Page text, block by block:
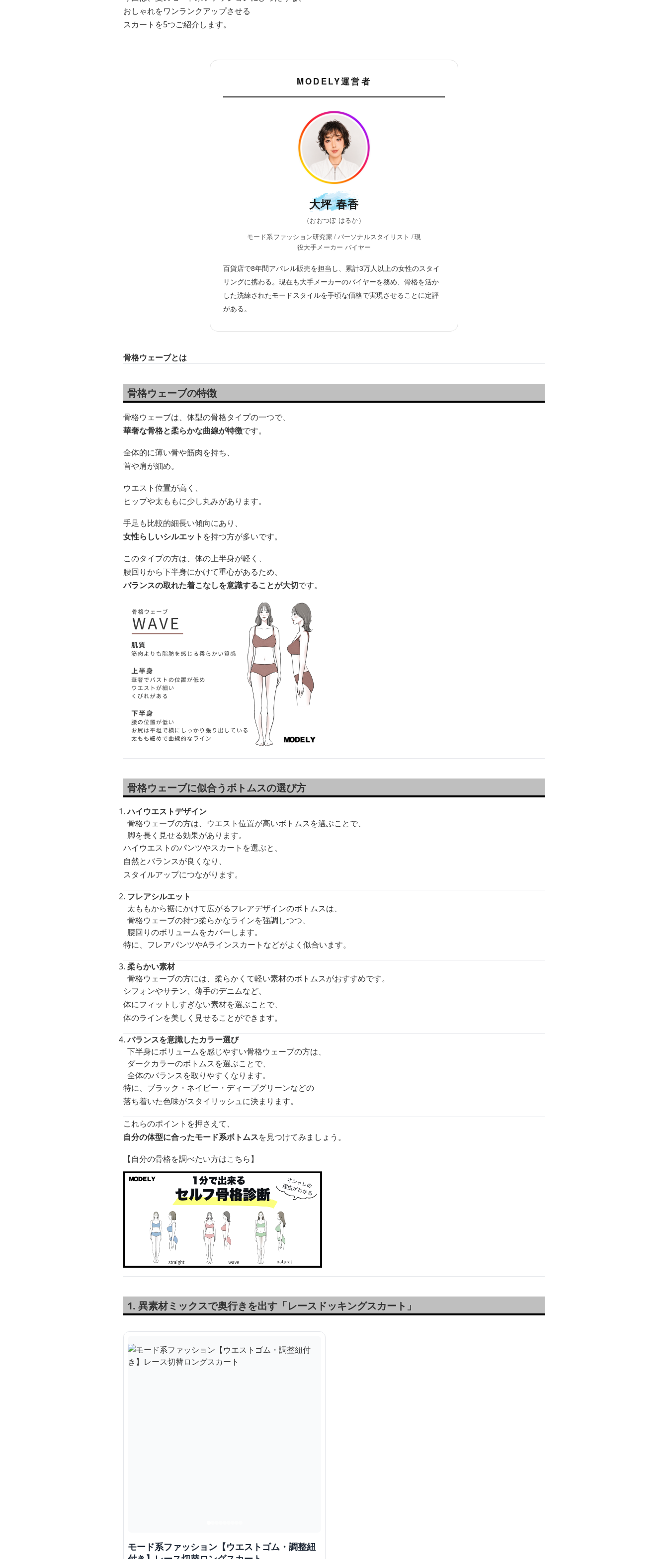
おしゃれをワンランクアップさせる
スカートを5つご紹介します。
MODELY運営者
大坪 春香
（おおつぼ はるか）
モード系ファッション研究家 / パーソナルスタイリスト / 現
役大手メーカー バイヤー
百貨店で8年間アパレル販売を担当し、累計3万人以上の女性のスタイ
リングに携わる。現在も大手メーカーのバイヤーを務め、骨格を活か
した洗練されたモードスタイルを手頃な価格で実現させることに定評
がある。
骨格ウェーブとは
骨格ウェーブの特徴
骨格ウェーブは、体型の骨格タイプの一つで、
華奢な骨格と柔らかな曲線が特徴です。
全体的に薄い骨や筋肉を持ち、
首や肩が細め。
ウエスト位置が高く、
ヒップや太ももに少し丸みがあります。
手足も比較的細長い傾向にあり、
女性らしいシルエット を持つ方が多いです。
このタイプの方は、体の上半身が軽く、
腰回りから下半身にかけて重心があるため、
バランスの取れた着こなしを意識することが大切です。
骨格ウェーブに似合うボトムスの選び方
ハイウエストデザイン
骨格ウェーブの方は、ウエスト位置が高いボトムスを選ぶことで、
脚を長く見せる効果があります。
ハイウエストのパンツやスカートを選ぶと、
自然とバランスが良くなり、
スタイルアップにつながります。
フレアシルエット
太ももから裾にかけて広がるフレアデザインのボトムスは、
骨格ウェーブの持つ柔らかなラインを強調しつつ、
腰回りのボリュームをカバーします。
特に、フレアパンツやAラインスカートなどがよく似合います。
柔らかい素材
骨格ウェーブの方には、柔らかくて軽い素材のボトムスがおすすめです。
シフォンやサテン、薄手のデニムなど、
体にフィットしすぎない素材を選ぶことで、
体のラインを美しく見せることができます。
バランスを意識したカラー選び
下半身にボリュームを感じやすい骨格ウェーブの方は、
ダークカラーのボトムスを選ぶことで、
全体のバランスを取りやすくなります。
特に、ブラック・ネイビー・ディープグリーンなどの
落ち着いた色味がスタイリッシュに決まります。
これらのポイントを押さえて、
自分の体型に合ったモード系ボトムスを見つけてみましょう。
【自分の骨格を調べたい方はこちら】
1. 異素材ミックスで奥行きを出す「レースドッキングスカート」
モード系ファッション【ウエストゴム・調整紐